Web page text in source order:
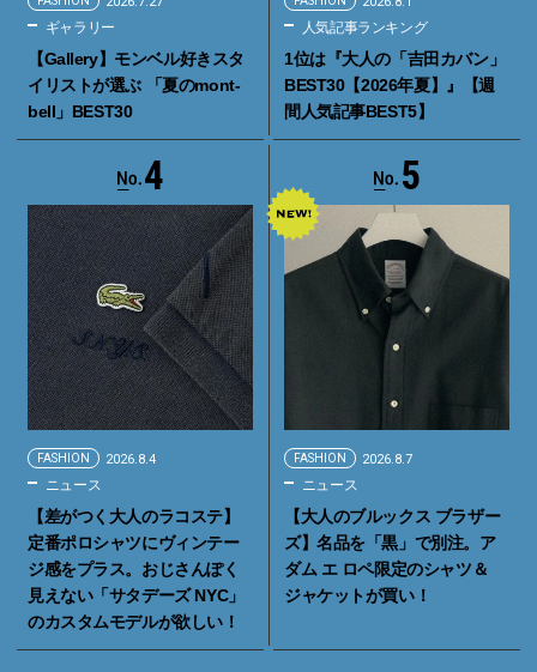
ギャラリー
【Gallery】モンベル好きスタ
イリストが選ぶ 「夏のmont-
bell」BEST30
人気記事ランキング
1位は『大人の「吉田カバン」
BEST30【2026年夏】』【週
間人気記事BEST5】
4
FASHION 2026.8.4
ニュース
【差がつく大人のラコステ】
定番ポロシャツにヴィンテー
ジ感をプラス。おじさんぽく
見えない「サタデーズ NYC」
のカスタムモデルが欲しい！
5
FASHION 2026.8.7
ニュース
【大人のブルックス ブラザー
ズ】名品を「黒」で別注。ア
ダム エ ロペ限定のシャツ＆
ジャケットが買い！